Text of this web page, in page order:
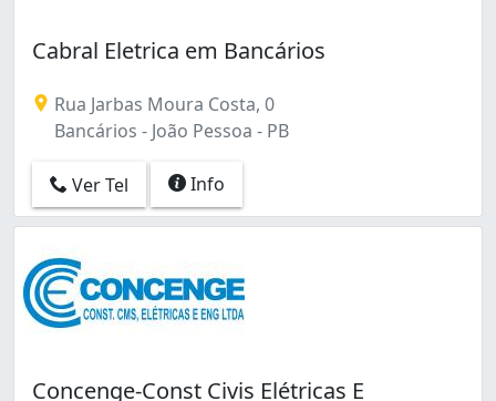
Cabral Eletrica em Bancários
Rua Jarbas Moura Costa, 0
Bancários - João Pessoa - PB
Ver Tel Info
Concenge-Const Civis Elétricas E